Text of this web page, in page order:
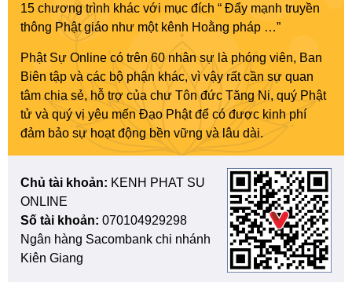
15 chương trình khác với mục đích “ Đẩy mạnh truyền
thông Phật giáo như một kênh Hoằng pháp …”
Phật Sự Online có trên 60 nhân sự là phóng viên, Ban
Biên tập và các bộ phận khác, vì vậy rất cần sự quan
tâm chia sẻ, hỗ trợ của chư Tôn đức Tăng Ni, quý Phật
tử và quý vị yêu mến Đạo Phật để có được kinh phí
đảm bảo sự hoạt động bền vững và lâu dài.
Chủ tài khoản: KENH PHAT SU
ONLINE
Số tài khoản: 070104929298
Ngân hàng Sacombank chi nhánh
Kiên Giang